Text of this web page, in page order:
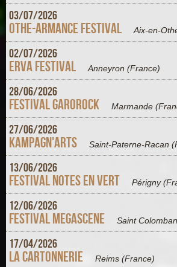
03/07/2026
Othe-Armance Festival Aix-en-
02/07/2026
Erva Festival Anneyron (France)
28/06/2026
Festival Garorock Marmande
27/06/2026
Kampagn'Arts Saint-Paterne-Racan
13/06/2026
Festival Notes en Vert Périgny
12/06/2026
Festival Megascene Saint Colomban
17/04/2026
La Cartonnerie Reims (France)